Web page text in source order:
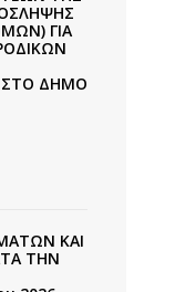
ΓΙΑ
ΣΤΟ ΔΗΜΟ
ΚΑΙ
ΤΗΝ